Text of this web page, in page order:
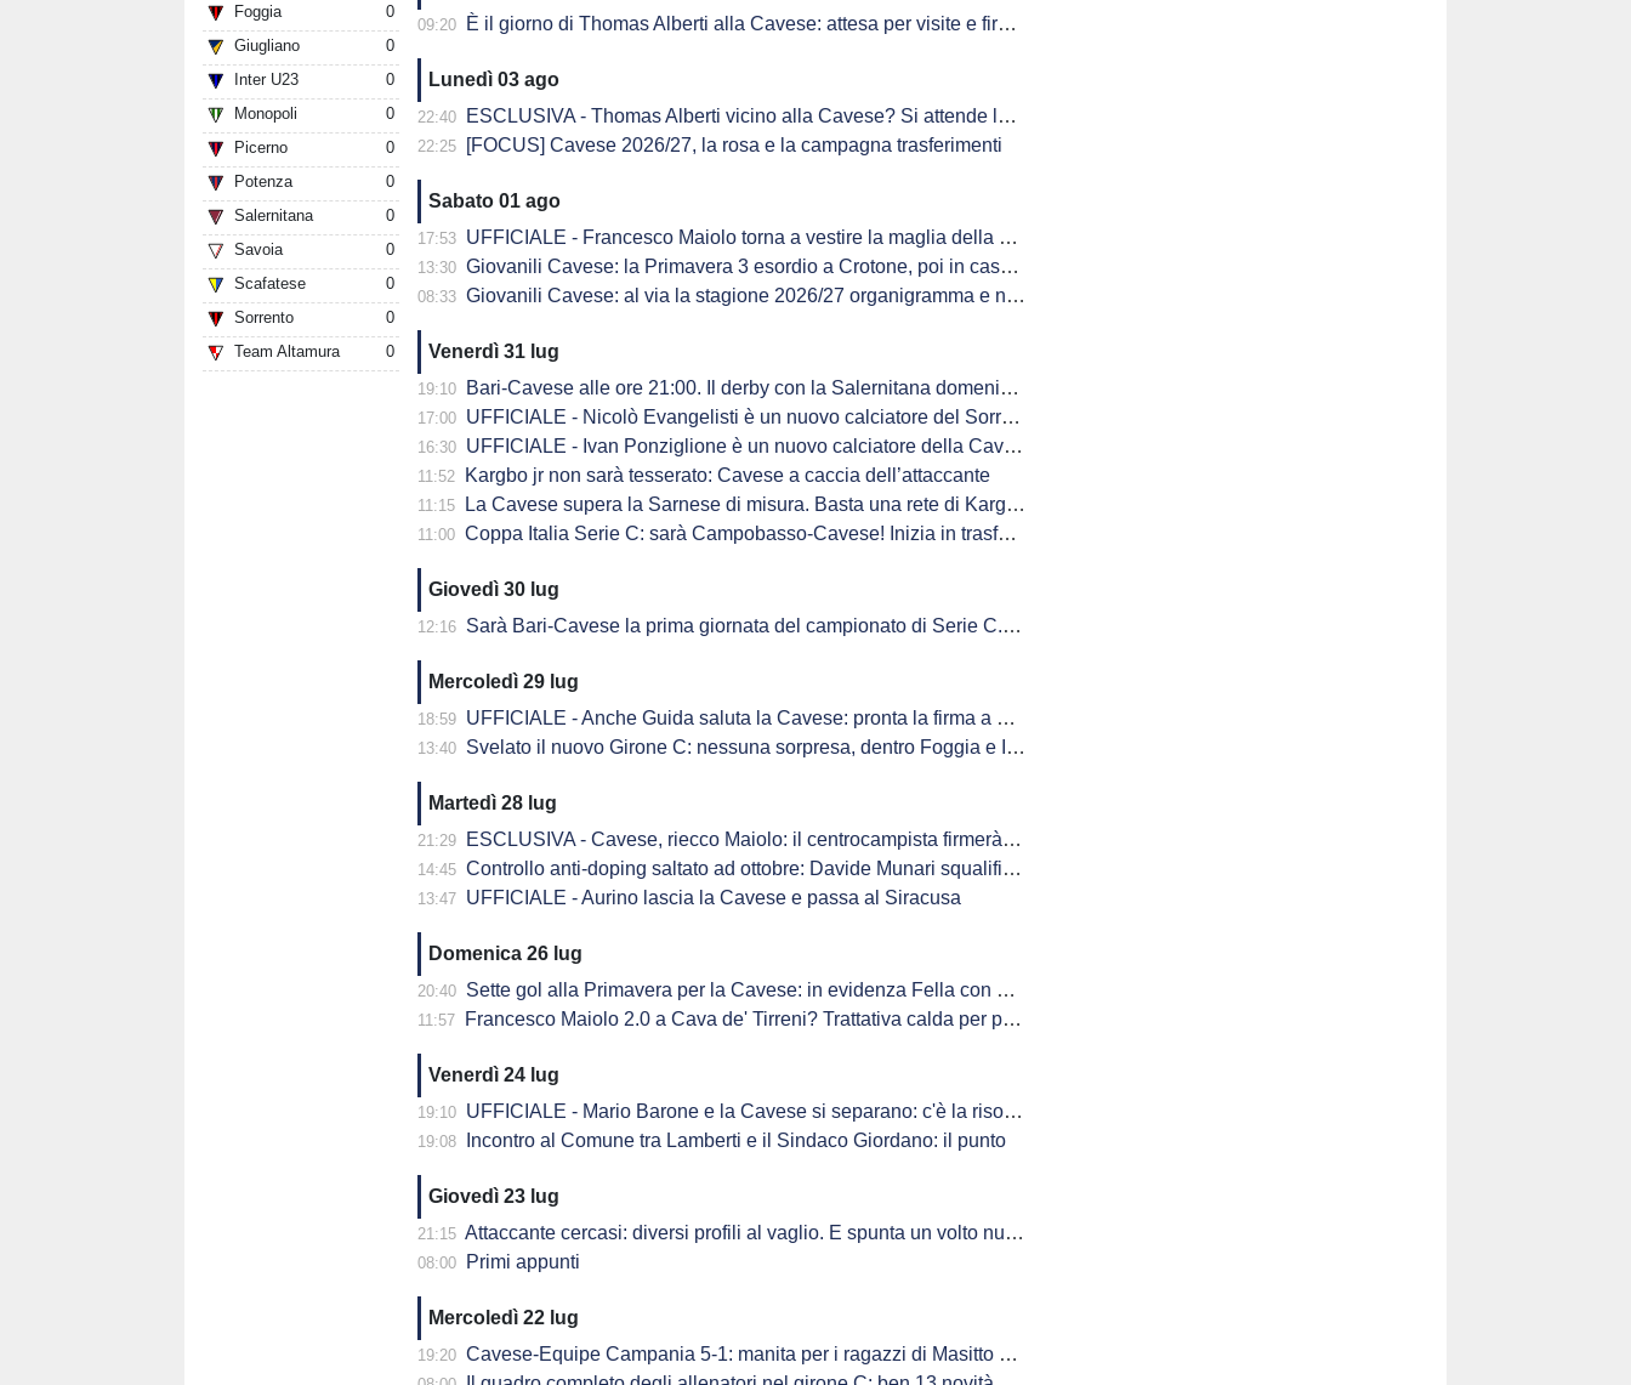
Foggia
0
Giugliano
0
Inter U23
0
Monopoli
0
Picerno
0
Potenza
0
Salernitana
0
Savoia
0
Scafatese
0
Sorrento
0
Team Altamura
0
09:20 È il giorno di Thomas Alberti alla Cavese: attesa per visite e firma sul contratto
Lunedì 03 ago
22:40 ESCLUSIVA - Thomas Alberti vicino alla Cavese? Si attende la risoluzione con il Novara
22:25 [FOCUS] Cavese 2026/27, la rosa e la campagna trasferimenti
Sabato 01 ago
17:53 UFFICIALE - Francesco Maiolo torna a vestire la maglia della Cavese
13:30 Giovanili Cavese: la Primavera 3 esordio a Crotone, poi in casa col Giugliano
08:33 Giovanili Cavese: al via la stagione 2026/27 organigramma e novità sulle panchine
Venerdì 31 lug
19:10 Bari-Cavese alle ore 21:00. Il derby con la Salernitana domenica 6 settembre alle ore 15:00
17:00 UFFICIALE - Nicolò Evangelisti è un nuovo calciatore del Sorrento
16:30 UFFICIALE - Ivan Ponziglione è un nuovo calciatore della Cavese
11:52 Kargbo jr non sarà tesserato: Cavese a caccia dell’attaccante
11:15 La Cavese supera la Sarnese di misura. Basta una rete di Kargbo JR a decidere l'allenamento congiunto
11:00 Coppa Italia Serie C: sarà Campobasso-Cavese! Inizia in trasferta la stagione 2026-2027 per gli aquilotti
Giovedì 30 lug
12:16 Sarà Bari-Cavese la prima giornata del campionato di Serie C. Derby con la Salernitana alla terza giornata, si chiude con il Giugliano
Mercoledì 29 lug
18:59 UFFICIALE - Anche Guida saluta la Cavese: pronta la firma a Siracusa
13:40 Svelato il nuovo Girone C: nessuna sorpresa, dentro Foggia e Inter U23
Martedì 28 lug
21:29 ESCLUSIVA - Cavese, riecco Maiolo: il centrocampista firmerà nelle prossime ore
14:45 Controllo anti-doping saltato ad ottobre: Davide Munari squalificato 2 anni
13:47 UFFICIALE - Aurino lascia la Cavese e passa al Siracusa
Domenica 26 lug
20:40 Sette gol alla Primavera per la Cavese: in evidenza Fella con una doppietta
11:57 Francesco Maiolo 2.0 a Cava de' Tirreni? Trattativa calda per portare il classe 2006 di nuovo in biancoblù
Venerdì 24 lug
19:10 UFFICIALE - Mario Barone e la Cavese si separano: c'è la risoluzione
19:08 Incontro al Comune tra Lamberti e il Sindaco Giordano: il punto
Giovedì 23 lug
21:15 Attaccante cercasi: diversi profili al vaglio. E spunta un volto nuovo in ritiro
08:00 Primi appunti
Mercoledì 22 lug
19:20 Cavese-Equipe Campania 5-1: manita per i ragazzi di Masitto nel primo test ufficiale